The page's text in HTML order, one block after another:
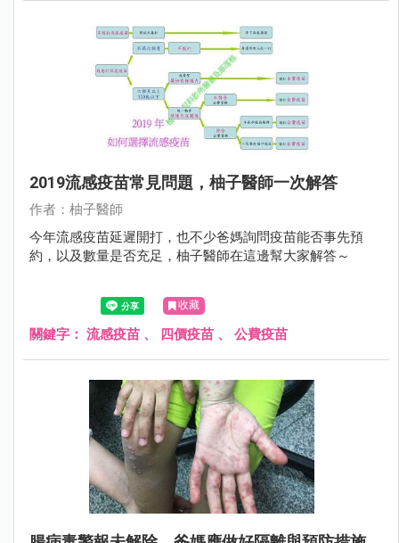
2019流感疫苗常見問題，柚子醫師一次解答
作者：柚子醫師
今年流感疫苗延遲開打，也不少爸媽詢問疫苗能否事先預
約，以及數量是否充足，柚子醫師在這邊幫大家解答～
收藏
關鍵字： 流感疫苗 、 四價疫苗 、 公費疫苗